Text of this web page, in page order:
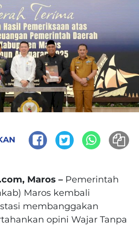
Maros – Pemerintah
Maros kembali
membanggakan
opini Wajar Tanpa